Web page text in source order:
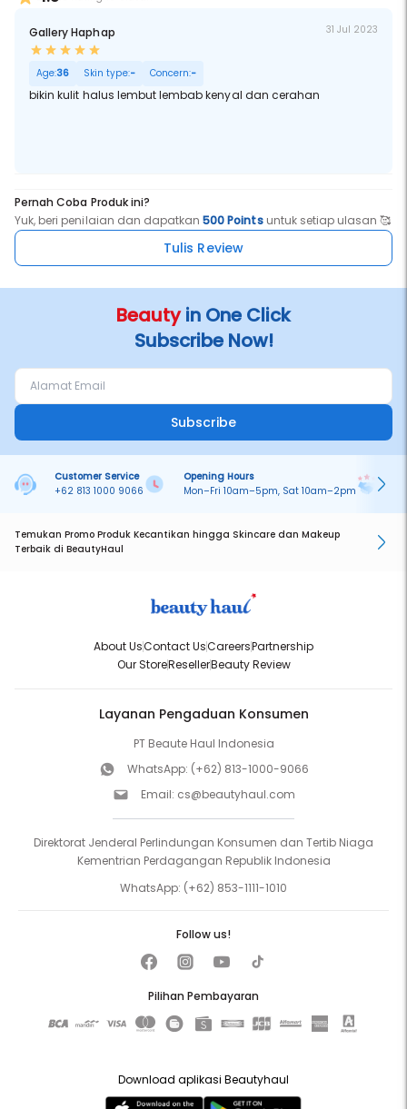
Gallery Haphap 31 Jul 2023
Age:36 Skin type:- Concern:-
bikin kulit halus lembut lembab kenyal dan cerahan
Pernah Coba Produk ini?
Yuk, beri penilaian dan dapatkan500 Pointsuntuk setiap ulasan 🥰
Tulis Review
Beautyin One Click
Subscribe Now!
Subscribe
Customer Service
+62 813 1000 9066
Opening Hours
Mon–Fri 10am–5pm, Sat 10am–2pm
Temukan Promo Produk Kecantikan hingga Skincare dan Makeup
Terbaik di BeautyHaul
About UsContact UsCareersPartnership
Our StoreResellerBeauty Review
Layanan Pengaduan Konsumen
PT Beaute Haul Indonesia
WhatsApp: (+62) 813-1000-9066
Email: cs@beautyhaul.com
Direktorat Jenderal Perlindungan Konsumen dan Tertib Niaga
Kementrian Perdagangan Republik Indonesia
WhatsApp: (+62) 853-1111-1010
Pilihan Pembayaran
Follow us!
Download aplikasi Beautyhaul